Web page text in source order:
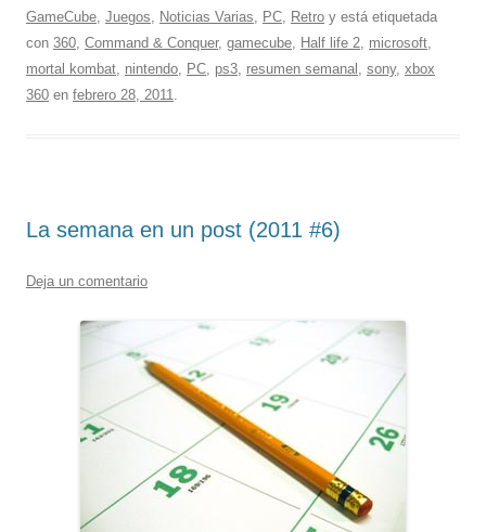
GameCube, Juegos, Noticias Varias, PC, Retro y está etiquetada
con 360, Command & Conquer, gamecube, Half life 2, microsoft,
mortal kombat, nintendo, PC, ps3, resumen semanal , sony, xbox
360 en febrero 28, 2011.
La semana en un post (2011 #6)
Deja un comentario